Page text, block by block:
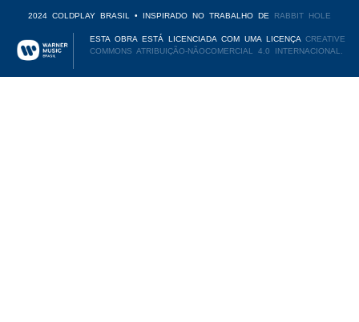
2024 COLDPLAY BRASIL • INSPIRADO NO TRABALHO DE RABBIT HOLE
ESTA OBRA ESTÁ LICENCIADA COM UMA LICENÇACREATIVE
COMMONS ATRIBUIÇÃO-NÃOCOMERCIAL 4.0 INTERNACIONAL.